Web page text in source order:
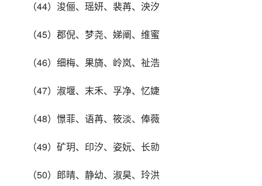
（44）浚俪、瑶妍、裴苒、泱汐
（45）郡倪、梦尧、娣阐、维蜜
（46）细梅、果旖、岭岚、祉浩
（47）淑堰、末禾、孚净、忆婕
（48）憬菲、语苒、筱淡、俸薇
（49）矿玥、印汐、姿妧、长勍
（50）郎晴、静幼、淑昊、玲洪